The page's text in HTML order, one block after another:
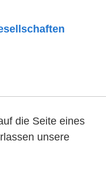
die Seite eines
unsere